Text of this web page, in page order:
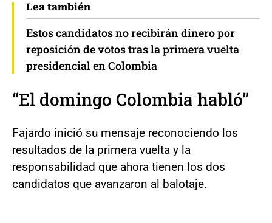
Lea también
Estos candidatos no recibirán dinero por
reposición de votos tras la primera vuelta
presidencial en Colombia
“El domingo Colombia habló”
Fajardo inició su mensaje reconociendo los
resultados de la primera vuelta y la
responsabilidad que ahora tienen los dos
candidatos que avanzaron al balotaje.